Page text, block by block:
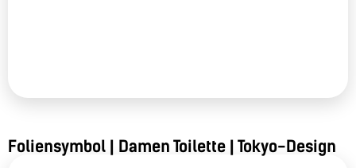
Foliensymbol | Damen Toilette | Tokyo-Design